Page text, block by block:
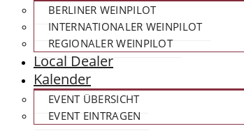
BERLINER WEINPILOT
INTERNATIONALER WEINPILOT
REGIONALER WEINPILOT
Local Dealer
Kalender
EVENT ÜBERSICHT
EVENT EINTRAGEN